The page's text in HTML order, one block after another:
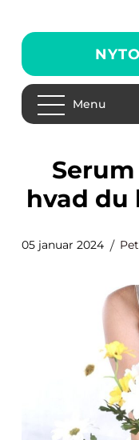
Menu
Serum til ansigt: Alt,
hvad du
05 januar 2024